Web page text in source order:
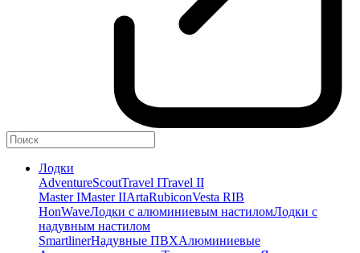
Лодки
AdventureScoutTravel ITravel II
Master IMaster IIArtaRubiconVesta RIB
HonWaveЛодки с алюминиевым настиломЛодки с
надувным настилом
SmartlinerНадувные ПВХАлюминиевые